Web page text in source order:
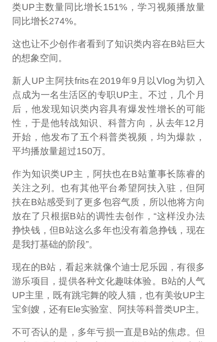
类UP主数量同比增长151%，学习视频播放量
同比增长274%。
这也让不少创作者看到了知识类内容在B站巨大
的想象空间。
新人UP主阿扶frits在2019年9月以Vlog为切入
点成为一名生活区的专职UP主。不过，几个月
后，他发现知识类内容具有爆发性增长的可能
性，于是他转战知识、科普方向，从去年12月
开始，他发布了五个科普类视频，均为爆款，
平均播放量超过150万。
作为知识类UP主，阿扶也在B站董事长陈睿的
关注之列。也有其他平台希望阿扶入驻，但阿
扶在B站感受到了更多包容气质，所以他将方向
放在了只根据B站的调性去创作，“这样没办法
挣快钱，但B站这么多年也没有着急挣钱，现在
是我打基础的阶段”。
现在的B站，看起来就像个迪士尼乐园，有很多
游乐项目，提供各种文化趣味体验。B站的人气
UP主里，既有跳宅舞的咬人猫，也有美妆UP主
宝剑嫂，还有Ele实验室、阿扶等科普类UP主。
不可否认的是，多年亏损一直是B站的焦虑。但